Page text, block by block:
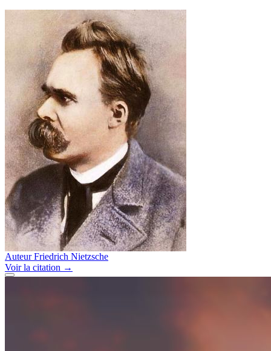
Auteur Friedrich Nietzsche
Voirla citation →